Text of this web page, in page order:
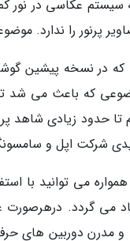
پرنور را ندارد.
که در نسخه پیشین
که باعث می شد
شرکت اپل و
مدرن دوربین های